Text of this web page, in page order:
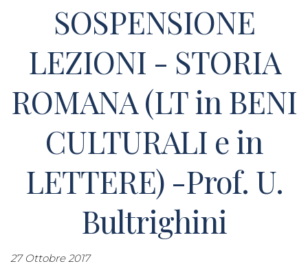
SOSPENSIONE
LEZIONI - STORIA
ROMANA (LT in BENI
CULTURALI e in
LETTERE) -Prof. U.
Bultrighini
27 Ottobre 2017